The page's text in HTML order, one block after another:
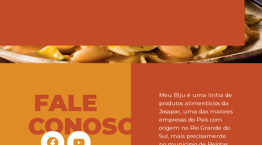
FALE
CONOSCO
Meu Biju é uma linha de
produtos alimentícios da
Josapar, uma das maiores
empresas do País com
origem no Rio Grande do
Sul, mais precisamente